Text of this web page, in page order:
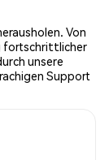
Von
fortschrittlicher
unsere
Support